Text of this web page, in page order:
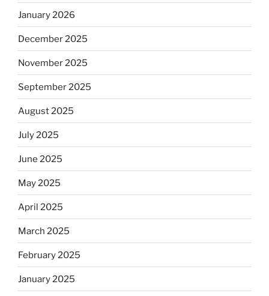
January 2026
December 2025
November 2025
September 2025
August 2025
July 2025
June 2025
May 2025
April 2025
March 2025
February 2025
January 2025